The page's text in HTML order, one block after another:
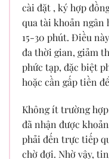
cài đặt , ký hợp
qua tài khoản ngân
15-30 phút. Điều
đa thời gian, giảm
phức tạp, đặc biệt
hoặc cần gấp tiền
Không ít trường
đã nhận được
phải đến trực tiếp
chờ đợi. Nhờ vậy,